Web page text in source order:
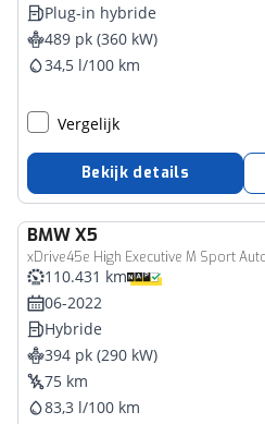
Plug-in hybride
489 pk (360 kW)
34,5 l/100 km
Vergelijk
Bekijk details
BMWX5
110.431 km
06-2022
Hybride
394 pk (290 kW)
75 km
83,3 l/100 km